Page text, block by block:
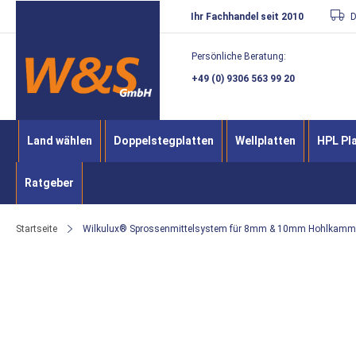
Direkt
zum
Inhalt
Ihr Fachhandel seit 2010
Persönliche Beratung:
+49 (0) 9306 563 99 20
Land wählen Doppelstegplatten Wellplatten HPL
Ratgeber
Startseite Wilkulux® Sprossenmittelsystem für 8mm & 10mm